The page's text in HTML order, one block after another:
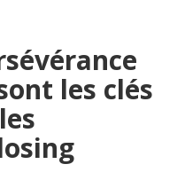
les clés